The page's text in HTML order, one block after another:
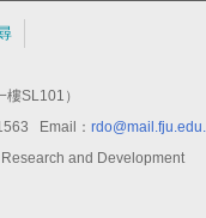
SL101）
Email：
and Development